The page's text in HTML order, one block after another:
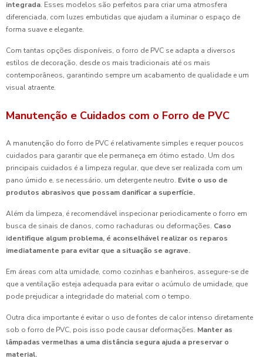
integrada. Esses modelos são perfeitos para criar uma atmosfera
diferenciada, com luzes embutidas que ajudam a iluminar o espaço de
forma suave e elegante.
Com tantas opções disponíveis, o forro de PVC se adapta a diversos
estilos de decoração, desde os mais tradicionais até os mais
contemporâneos, garantindo sempre um acabamento de qualidade e um
visual atraente.
Manutenção e Cuidados com o Forro de PVC
A manutenção do forro de PVC é relativamente simples e requer poucos
cuidados para garantir que ele permaneça em ótimo estado. Um dos
principais cuidados é a limpeza regular, que deve ser realizada com um
pano úmido e, se necessário, um detergente neutro. Evite o uso de
produtos abrasivos que possam danificar a superfície.
Além da limpeza, é recomendável inspecionar periodicamente o forro em
busca de sinais de danos, como rachaduras ou deformações. Caso
identifique algum problema, é aconselhável realizar os reparos
imediatamente para evitar que a situação se agrave.
Em áreas com alta umidade, como cozinhas e banheiros, assegure-se de
que a ventilação esteja adequada para evitar o acúmulo de umidade, que
pode prejudicar a integridade do material com o tempo.
Outra dica importante é evitar o uso de fontes de calor intenso diretamente
sob o forro de PVC, pois isso pode causar deformações. Manter as
lâmpadas vermelhas a uma distância segura ajuda a preservar o
material.